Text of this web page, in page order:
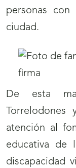
personas
ciudad.
De esta
atención al
educativa de
discapacidad